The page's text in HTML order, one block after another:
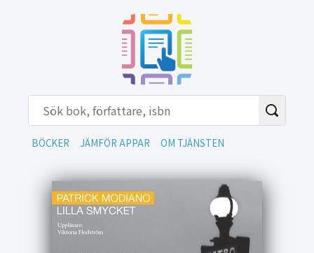
BÖCKER JÄMFÖR APPAR OM TJÄNSTEN